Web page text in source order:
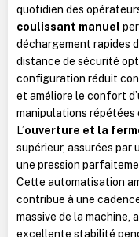
quotidien des
coulissant manuel
déchargement rapides
distance de sécurité
configuration réduit
et améliore le confort
manipulations répétées
L’ouverture et la
supérieur, assurées par
une pression
Cette automatisation
contribue à une
massive de la machine,
excellente stabilité